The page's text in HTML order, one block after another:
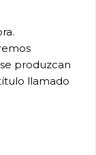
produzcan
llamado